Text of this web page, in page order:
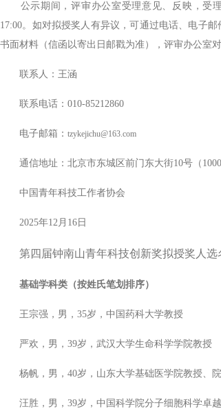
公示期间，评审办公室受理意见、反映，受理
17:00。如对拟授奖人有异议，可通过电话、电子
书面材料（信函以寄出日邮戳为准），评审办公室
联系人：王涵
联系电话：010-85212860
电子邮箱：tzykejichu@163.com
通信地址：北京市东城区前门东大街10号（
中国青年科技工作者协会
2025年12月16日
第四届钟南山青年科技创新奖拟授奖人选
基础学科类（按姓氏笔划排序）
王宗强，男，35岁，中国药科大学教授
严欢，男，39岁，武汉大学生命科学学院教授
杨帆，男，40岁，山东大学基础医学院教授、
汪胜，男，39岁，中国科学院分子细胞科学卓越